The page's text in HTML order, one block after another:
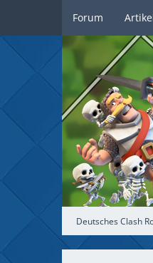
Forum
Deutsches Clash